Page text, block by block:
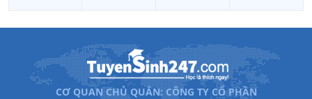
CƠ QUAN CHỦ QUẢN: CÔNG TY CỔ PHẦN